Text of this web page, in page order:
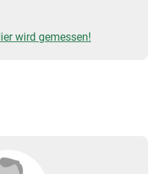
wird gemessen!